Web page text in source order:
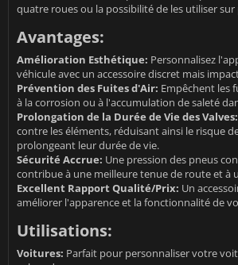
quatre roues ou la possibilité de les utiliser
Avantages:
Amélioration Esthétique: Personnalisez
véhicule avec un accessoire discret mais
Prévention des Fuites d'Air: Empêchent les
à la corrosion ou à l'accumulation de saleté
Prolongation de la Durée de Vie des Valves:
contre les éléments, réduisant ainsi le risque
prolongeant leur durée de vie.
Sécurité Accrue: Une pression des pneus
contribue à une meilleure tenue de route et à
Excellent Rapport Qualité/Prix: Un
améliorer l'apparence et la fonctionnalité de
Utilisations:
Voitures: Parfait pour personnaliser votre